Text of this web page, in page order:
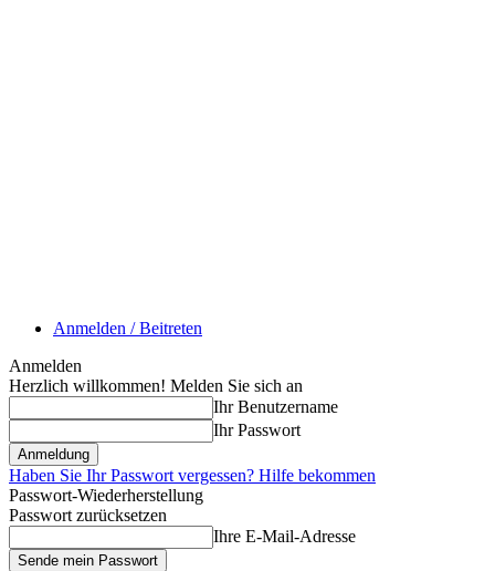
Anmelden / Beitreten
Anmelden
Herzlich willkommen! Melden Sie sich an
Ihr Benutzername
Ihr Passwort
Haben Sie Ihr Passwort vergessen? Hilfe bekommen
Passwort-Wiederherstellung
Passwort zurücksetzen
Ihre E-Mail-Adresse